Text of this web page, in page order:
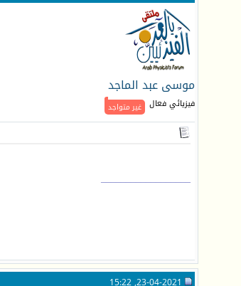
موسى عبد الماجد
غير متواجد فيزيائي فعال
__________________